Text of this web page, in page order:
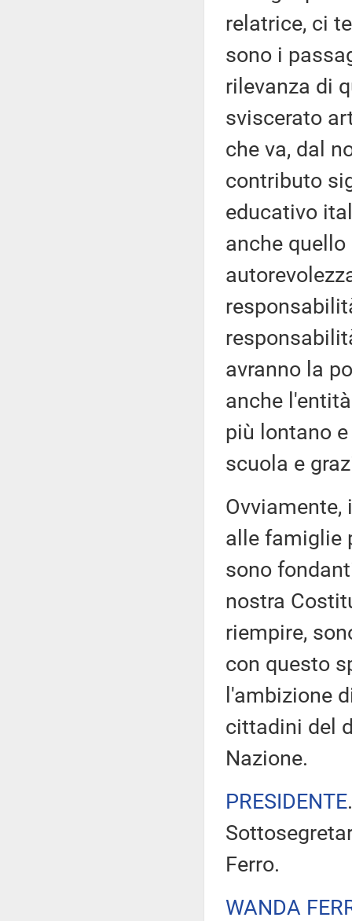
relatrice, ci
sono i
rilevanza di
sviscerato
che va, dal
contributo
educativo
anche
avranno la
anche
più lontano
scuola e
alle famiglie
sono
nostra
riempire,
con questo
l'ambizione
cittadini del
Nazione.
PRESIDENTE
Ferro.
WANDA